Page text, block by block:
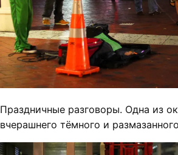
Праздничные разговоры. Одна из
вчерашнего тёмного и